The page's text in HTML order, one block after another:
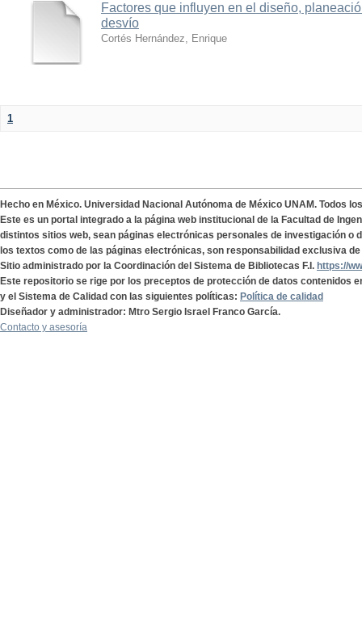
Factores que influyen en el diseño,
desvío
Cortés Hernández, Enrique
1
Hecho en México. Universidad Nacional Autónoma de México UNAM. Todos
Este es un portal integrado a la página web institucional de la Facultad de
distintos sitios web, sean páginas electrónicas personales de investigación o
los textos como de las páginas electrónicas, son responsabilidad exclusiva
Sitio administrado por la Coordinación del Sistema de Bibliotecas F.I. https://
Este repositorio se rige por los preceptos de protección de datos contenidos
y el Sistema de Calidad con las siguientes políticas: Política de calidad
Diseñador y administrador: Mtro Sergio Israel Franco García.
Contacto y asesoría